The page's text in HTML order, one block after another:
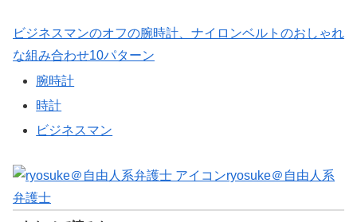
ビジネスマンのオフの腕時計、ナイロンベルトのおしゃれ
な組み合わせ10パターン
腕時計
時計
ビジネスマン
ryosuke＠自由人系
弁護士